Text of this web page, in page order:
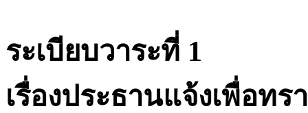
ระเบียบวาระที่ 1
เรื่องประธานแจ้งเพื่อทร